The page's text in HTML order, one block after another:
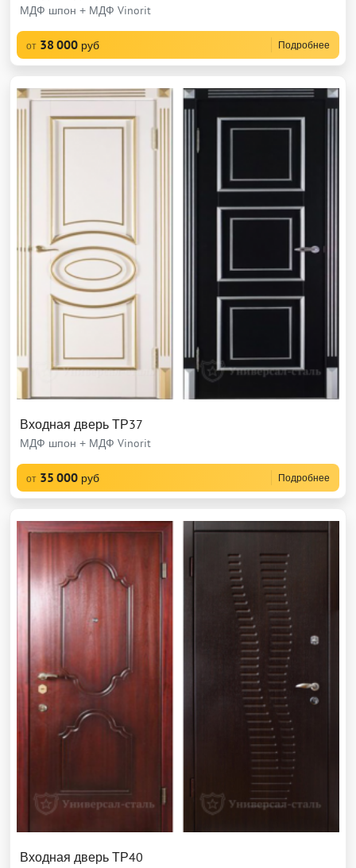
МДФ шпон + МДФ Vinorit
от 38 000 руб Подробнее
Входная дверь ТР37
МДФ шпон + МДФ Vinorit
от 35 000 руб Подробнее
Входная дверь ТР40